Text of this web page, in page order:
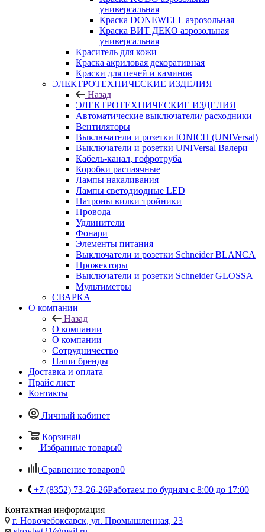
универсальная
Краска DONEWELL аэрозольная
Краска ВИТ ДЕКО аэрозольная
универсальная
Краситель для кожи
Краска акриловая декоративная
Краски для печей и каминов
ЭЛЕКТРОТЕХНИЧЕСКИЕ ИЗДЕЛИЯ
Назад
ЭЛЕКТРОТЕХНИЧЕСКИЕ ИЗДЕЛИЯ
Автоматические выключатели/ расходники
Вентиляторы
Выключатели и розетки IONICH (UNIVersal)
Выключатели и розетки UNIVersal Валери
Кабель-канал, гофротруба
Коробки распаячные
Лампы накаливания
Лампы светодиодные LED
Патроны вилки тройники
Провода
Удлинители
Фонари
Элементы питания
Выключатели и розетки Schneider BLANCA
Прожекторы
Выключатели и розетки Schneider GLOSSA
Мультиметры
СВАРКА
О компании
Назад
О компании
О компании
Сотрудничество
Наши бренды
Доставка и оплата
Прайс лист
Контакты
Личный кабинет
Корзина0
Избранные товары0
Сравнение товаров0
+7 (8352) 73-26-26Работаем по будням с 8:00 до 17:00
Контактная информация
г. Новочебоксарск, ул. Промышленная, 23